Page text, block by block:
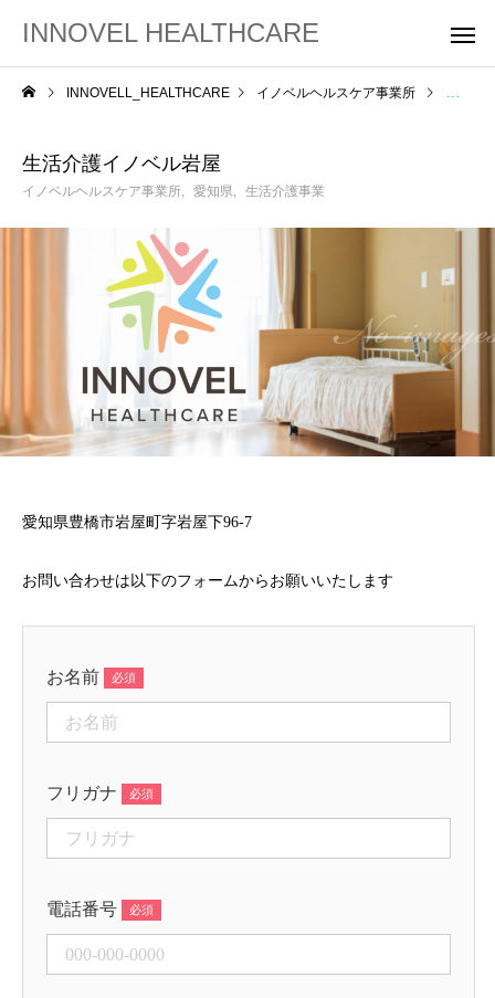
INNOVEL HEALTHCARE
INNOVELL_HEALTHCARE イノベルヘルスケア事業所 生活介
生活介護イノベル岩屋
イノベルヘルスケア事業所 愛知県 生活介護事業
愛知県豊橋市岩屋町字岩屋下96-7
お問い合わせは以下のフォームからお願いいたします
お名前
フリガナ
電話番号